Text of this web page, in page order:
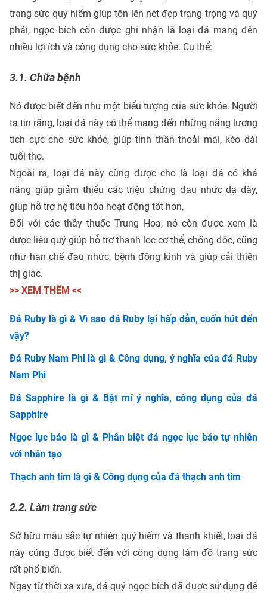
trang sức quý hiếm giúp tôn lên nét đẹp trang trọng và quý
phái, ngọc bích còn được ghi nhận là loại đá mang đến
nhiều lợi ích và công dụng cho sức khỏe. Cụ thể:
3.1. Chữa bệnh
Nó được biết đến như một biểu tượng của sức khỏe. Người
ta tin rằng, loại đá này có thể mang đến những năng lượng
tích cực cho sức khỏe, giúp tinh thần thoải mái, kéo dài
tuổi thọ.
Ngoài ra, loại đá này cũng được cho là loại đá có khả
năng giúp giảm thiểu các triệu chứng đau nhức dạ dày,
giúp hỗ trợ hệ tiêu hóa hoạt động tốt hơn,
Đối với các thầy thuốc Trung Hoa, nó còn được xem là
dược liệu quý giúp hỗ trợ thanh lọc cơ thể, chống độc, cũng
như hạn chế đau nhức, bệnh động kinh và giúp cải thiện
thị giác.
>> XEM THÊM <<
Đá Ruby là gì & Vì sao đá Ruby lại hấp dẫn, cuốn hút đến
vậy?
Đá Ruby Nam Phi là gì & Công dụng, ý nghĩa của đá Ruby
Nam Phi
Đá Sapphire là gì & Bật mí ý nghĩa, công dụng của đá
Sapphire
Ngọc lục bảo là gì & Phân biệt đá ngọc lục bảo tự nhiên
với nhân tạo
Thạch anh tím là gì & Công dụng của đá thạch anh tím
2.2. Làm trang sức
Sở hữu màu sắc tự nhiên quý hiếm và thanh khiết, loại đá
này cũng được biết đến với công dụng làm đồ trang sức
rất phổ biến.
Ngay từ thời xa xưa, đá quý ngọc bích đã được sử dụng để